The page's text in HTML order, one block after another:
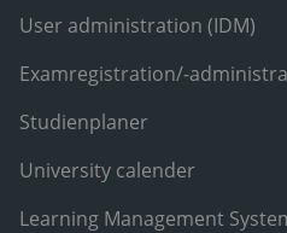
User administration (IDM)
Examregistration/-
Studienplaner
University calender
Learning Management